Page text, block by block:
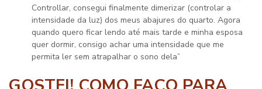
Controllar, consegui finalmente dimerizar (controlar a
intensidade da luz) dos meus abajures do quarto. Agora
quando quero ficar lendo até mais tarde e minha esposa
quer dormir, consigo achar uma intensidade que me
permita ler sem atrapalhar o sono dela”